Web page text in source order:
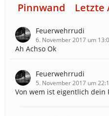
Pinnwand Letzte
Feuerwehrrudi
6. November 2017 um
Ah Achso Ok
Feuerwehrrudi
5. November 2017 um
Von wem ist eigentlich dein